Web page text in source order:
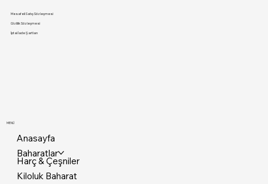
Mesafeli Satış Sözleşmesi
Gizlilik Sözleşmesi
İptal İade Şartları
MENÜ
Anasayfa
Baharatlar
Harç & Çeşniler
Kiloluk Baharat